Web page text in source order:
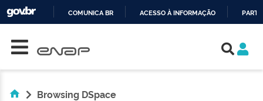
COMUNICA BR ACESSO À INFORMAÇÃO
Browsing DSpace